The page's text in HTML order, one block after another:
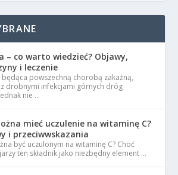
– co warto wiedzieć? Objawy,
i leczenie
będąca powszechną chorobą zakaźną,
drobnymi infekcjami górnych dróg
nie …
mieć uczulenie na witaminę C?
i przeciwwskazania
być uczulonym na witaminę C? Choć
ten składnik jako niezbędny element …